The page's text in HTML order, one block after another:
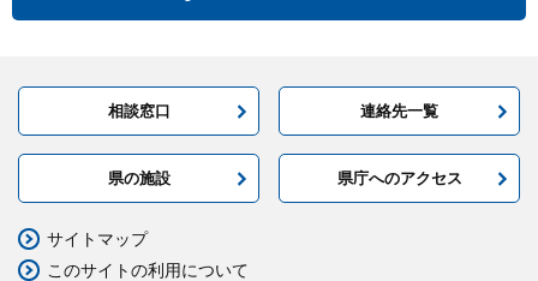
相談窓口 連絡先一覧
県の施設 県庁へのアクセス
サイトマップ
このサイトの利用について